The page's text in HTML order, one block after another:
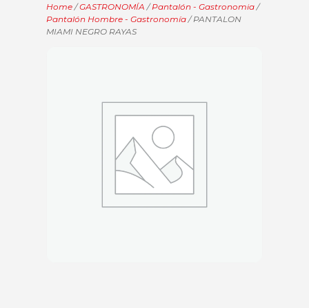
Home /GASTRONOMÍA /Pantalón - Gastronomia /
Pantalón Hombre - Gastronomía / PANTALON
MIAMI NEGRO RAYAS